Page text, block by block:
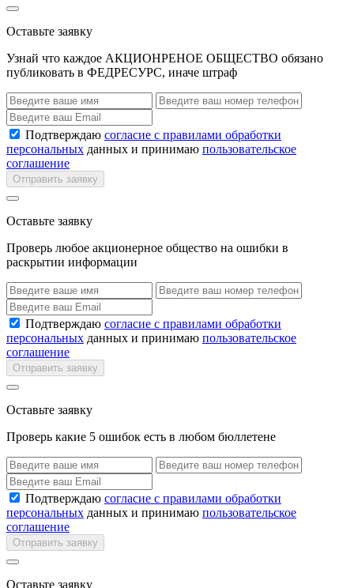
Оставьте заявку
Узнай что каждое АКЦИОНРЕНОЕ ОБЩЕСТВО обязано
публиковать в ФЕДРЕСУРС, иначе штраф
Подтверждаю согласие с правилами обработки
персональных данных и принимаю пользовательское
соглашение
Отправить заявку
Оставьте заявку
Проверь любое акционерное общество на ошибки в
раскрытии информации
Подтверждаю согласие с правилами обработки
персональных данных и принимаю пользовательское
соглашение
Отправить заявку
Оставьте заявку
Проверь какие 5 ошибок есть в любом бюллетене
Подтверждаю согласие с правилами обработки
персональных данных и принимаю пользовательское
соглашение
Отправить заявку
Оставьте заявку